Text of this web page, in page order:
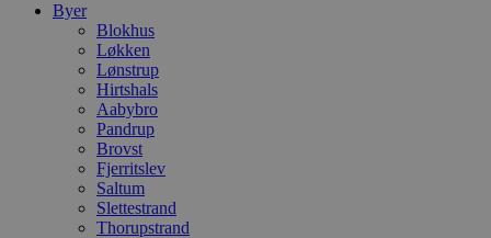
Byer
Blokhus
Løkken
Lønstrup
Hirtshals
Aabybro
Pandrup
Brovst
Fjerritslev
Saltum
Slettestrand
Thorupstrand